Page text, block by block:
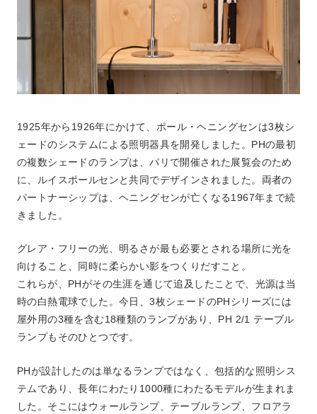
1925年から1926年にかけて、ポール・ヘニングセンは3枚シ
ェードのシステムによる照明器具を開発しました。PHの最初
の複数シェードのランプは、パリで開催された展覧会のため
に、ルイスポールセンと共同でデザインされました。両者の
パートナーシップは、ヘニングセンが亡くなる1967年まで続
きました。
グレア・フリーの光、明るさが最も必要とされる場所に光を
向けること、同時に柔らかい影をつくりだすこと。
これらが、PHがその生涯を通じて追及したことで、光源は当
時の白熱電球でした。今日、3枚シェードのPHシリーズには
屋外用の3種を含む18種類のランプがあり、PH 2/1 テーブル
ランプもそのひとつです。
PHが設計したのは単なるランプではなく、包括的な照明シス
テムであり、長年にわたり1000種にわたるモデルが生まれま
した。そこにはウォールランプ、テーブルランプ、フロアラ